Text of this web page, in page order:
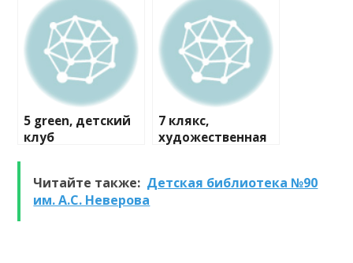
5 green, детский
клуб
7 клякс,
художественная
Читайте также: Детская библиотека №90
им. А.С. Неверова